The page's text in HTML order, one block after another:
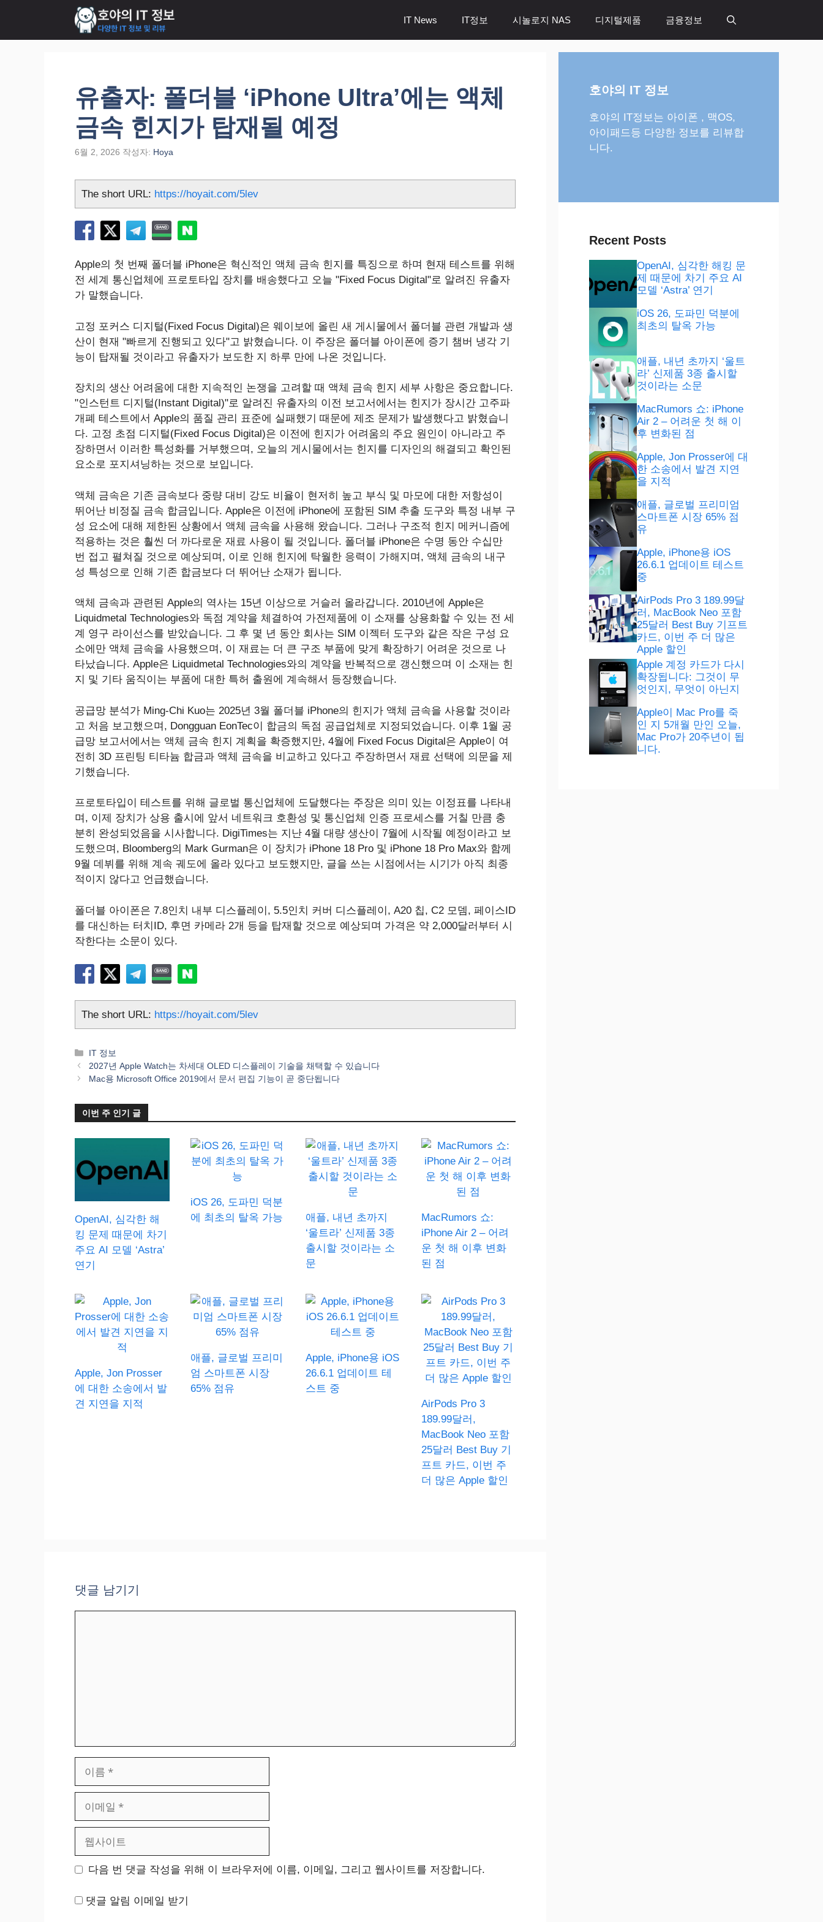
츠
IT News IT정보 시놀로지 NAS 디지털제품 금융정보
유출자: 폴더블 ‘iPhone Ultra’에는 액체
금속 힌지가 탑재될 예정
6월 2, 2026 작성자: Hoya
The short URL: https://hoyait.com/5lev
Apple의 첫 번째 폴더블 iPhone은 혁신적인 액체 금속 힌지를 특징으로 하며 현재 테스트를 위해
전 세계 통신업체에 프로토타입 장치를 배송했다고 오늘 "Fixed Focus Digital"로 알려진 유출자
가 말했습니다.
고정 포커스 디지털(Fixed Focus Digital)은 웨이보에 올린 새 게시물에서 폴더블 관련 개발과 생
산이 현재 "빠르게 진행되고 있다"고 밝혔습니다. 이 주장은 폴더블 아이폰에 증기 챔버 냉각 기
능이 탑재될 것이라고 유출자가 보도한 지 하루 만에 나온 것입니다.
장치의 생산 어려움에 대한 지속적인 논쟁을 고려할 때 액체 금속 힌지 세부 사항은 중요합니다.
"인스턴트 디지털(Instant Digital)"로 알려진 유출자의 이전 보고서에서는 힌지가 장시간 고주파
개폐 테스트에서 Apple의 품질 관리 표준에 실패했기 때문에 제조 문제가 발생했다고 밝혔습니
다. 고정 초점 디지털(Fixed Focus Digital)은 이전에 힌지가 어려움의 주요 원인이 아니라고 주
장하면서 이러한 특성화를 거부했으며, 오늘의 게시물에서는 힌지를 디자인의 해결되고 확인된
요소로 포지셔닝하는 것으로 보입니다.
액체 금속은 기존 금속보다 중량 대비 강도 비율이 현저히 높고 부식 및 마모에 대한 저항성이
뛰어난 비정질 금속 합금입니다. Apple은 이전에 iPhone에 포함된 SIM 추출 도구와 특정 내부 구
성 요소에 대해 제한된 상황에서 액체 금속을 사용해 왔습니다. 그러나 구조적 힌지 메커니즘에
적용하는 것은 훨씬 더 까다로운 재료 사용이 될 것입니다. 폴더블 iPhone은 수명 동안 수십만
번 접고 펼쳐질 것으로 예상되며, 이로 인해 힌지에 탁월한 응력이 가해지며, 액체 금속의 내구
성 특성으로 인해 기존 합금보다 더 뛰어난 소재가 됩니다.
액체 금속과 관련된 Apple의 역사는 15년 이상으로 거슬러 올라갑니다. 2010년에 Apple은
Liquidmetal Technologies와 독점 계약을 체결하여 가전제품에 이 소재를 상용화할 수 있는 전 세
계 영구 라이선스를 받았습니다. 그 후 몇 년 동안 회사는 SIM 이젝터 도구와 같은 작은 구성 요
소에만 액체 금속을 사용했으며, 이 재료는 더 큰 구조 부품에 맞게 확장하기 어려운 것으로 나
타났습니다. Apple은 Liquidmetal Technologies와의 계약을 반복적으로 갱신했으며 이 소재는 힌
지 및 기타 움직이는 부품에 대한 특허 출원에 계속해서 등장했습니다.
공급망 분석가 Ming-Chi Kuo는 2025년 3월 폴더블 iPhone의 힌지가 액체 금속을 사용할 것이라
고 처음 보고했으며, Dongguan EonTec이 합금의 독점 공급업체로 지정되었습니다. 이후 1월 공
급망 보고서에서는 액체 금속 힌지 계획을 확증했지만, 4월에 Fixed Focus Digital은 Apple이 여
전히 3D 프린팅 티타늄 합금과 액체 금속을 비교하고 있다고 주장하면서 재료 선택에 의문을 제
기했습니다.
프로토타입이 테스트를 위해 글로벌 통신업체에 도달했다는 주장은 의미 있는 이정표를 나타내
며, 이제 장치가 상용 출시에 앞서 네트워크 호환성 및 통신업체 인증 프로세스를 거칠 만큼 충
분히 완성되었음을 시사합니다. DigiTimes는 지난 4월 대량 생산이 7월에 시작될 예정이라고 보
도했으며, Bloomberg의 Mark Gurman은 이 장치가 iPhone 18 Pro 및 ‌iPhone 18 Pro‌ Max와 함께
9월 데뷔를 위해 계속 궤도에 올라 있다고 보도했지만, 글을 쓰는 시점에서는 시기가 아직 최종
적이지 않다고 언급했습니다.
폴더블 아이폰은 7.8인치 내부 디스플레이, 5.5인치 커버 디스플레이, A20 칩, C2 모뎀, 페이스ID
를 대신하는 터치ID, 후면 카메라 2개 등을 탑재할 것으로 예상되며 가격은 약 2,000달러부터 시
작한다는 소문이 있다.
The short URL: https://hoyait.com/5lev
카
테
고
IT 정보
2027년 Apple Watch는 차세대 OLED 디스플레이 기술을 채택할 수 있습니다
Mac용 Microsoft Office 2019에서 문서 편집 기능이 곧 중단됩니다
이번 주 인기 글
OpenAI, 심각한 해
킹 문제 때문에 차기
주요 AI 모델 ‘Astra’
연기
iOS 26, 도파민 덕분
에 최초의 탈옥 가능
애플, 내년 초까지
‘울트라’ 신제품 3종
출시할 것이라는 소
문
MacRumors 쇼:
iPhone Air 2 – 어려
운 첫 해 이후 변화
된 점
Apple, Jon Prosser
에 대한 소송에서 발
견 지연을 지적
애플, 글로벌 프리미
엄 스마트폰 시장
65% 점유
Apple, iPhone용 iOS
26.6.1 업데이트 테
스트 중
AirPods Pro 3
189.99달러,
MacBook Neo 포함
25달러 Best Buy 기
프트 카드, 이번 주
더 많은 Apple 할인
댓글 남기기
일
이 다음 번 댓글 작성을 위해 이 브라우저에 이름, 이메일, 그리고 웹사이트를 저장합니다.
댓글 알림 이메일 받기
호야의 IT 정보
호야의 IT정보는 아이폰 , 맥OS,
아이패드등 다양한 정보를 리뷰합
니다.
Recent Posts
OpenAI, 심각한 해킹 문
제 때문에 차기 주요 AI
모델 ‘Astra’ 연기
iOS 26, 도파민 덕분에
최초의 탈옥 가능
애플, 내년 초까지 ‘울트
라’ 신제품 3종 출시할
것이라는 소문
MacRumors 쇼: iPhone
Air 2 – 어려운 첫 해 이
후 변화된 점
Apple, Jon Prosser에 대
한 소송에서 발견 지연
을 지적
애플, 글로벌 프리미엄
스마트폰 시장 65% 점
유
Apple, iPhone용 iOS
26.6.1 업데이트 테스트
중
AirPods Pro 3 189.99달
러, MacBook Neo 포함
25달러 Best Buy 기프트
카드, 이번 주 더 많은
Apple 할인
Apple 계정 카드가 다시
확장됩니다: 그것이 무
엇인지, 무엇이 아닌지
Apple이 Mac Pro를 죽
인 지 5개월 만인 오늘,
Mac Pro가 20주년이 됩
니다.